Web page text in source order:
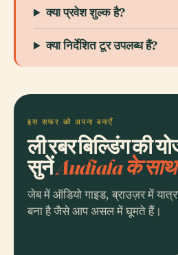
क्या प्रवेश शुल्क है?
क्या निर्देशित टूर उपलब्ध हैं?
इस सफर को अपना बनाएँ
ली रबर बिल्डिंग की
सुनेंAudiala के
जेब में ऑडियो गाइड, ब्राउज़र में
बना है जैसे आप असल में घूमते हैं।